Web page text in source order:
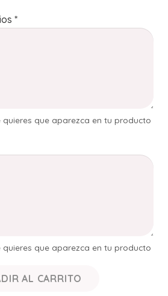
*
quieres que aparezca en tu producto
quieres que aparezca en tu producto
AL CARRITO